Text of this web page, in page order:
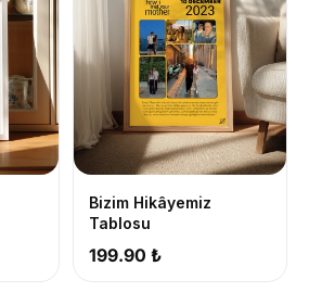
Bizim Hikâyemiz
Tablosu
199.90 ₺